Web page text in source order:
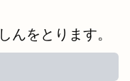
んをとります。